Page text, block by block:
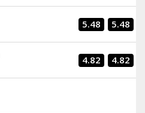
5.48 5.48
4.82 4.82